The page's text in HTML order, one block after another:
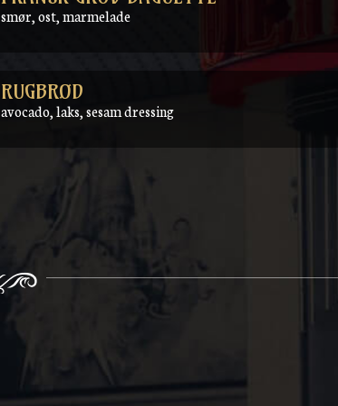
smør, ost, marmelade
RUGBRØD
avocado, laks, sesam dressing